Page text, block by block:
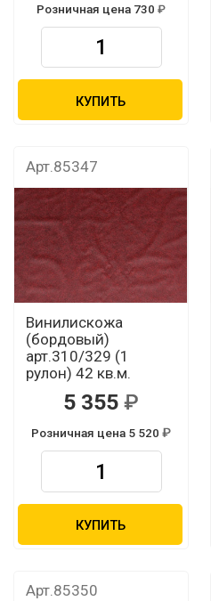
Розничная цена 730
КУПИТЬ
Арт.85347
Винилискожа
(бордовый)
арт.310/329 (1
рулон) 42 кв.м.
5 355
Розничная цена 5 520
КУПИТЬ
Арт.85350